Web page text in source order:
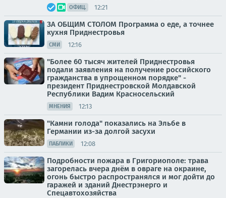
ОФИЦ. 12:21
ЗА ОБЩИМ СТОЛОМ Программа о еде, а точнее
кухня Приднестровья
СМИ 12:16
"Более 60 тысяч жителей Приднестровья
подали заявления на получение российского
гражданства в упрощенном порядке" -
президент Приднестровской Молдавской
Республики Вадим Красносельский
МНЕНИЯ 12:13
"Камни голода" показались на Эльбе в
Германии из-за долгой засухи
ПАБЛИКИ 12:08
Подробности пожара в Григориополе: трава
загорелась вчера днём в овраге на окраине,
огонь быстро распространялся и мог дойти до
гаражей и зданий Днестрэнерго и
Спецавтохозяйства